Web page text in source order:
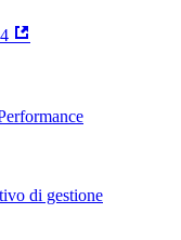
di gestione